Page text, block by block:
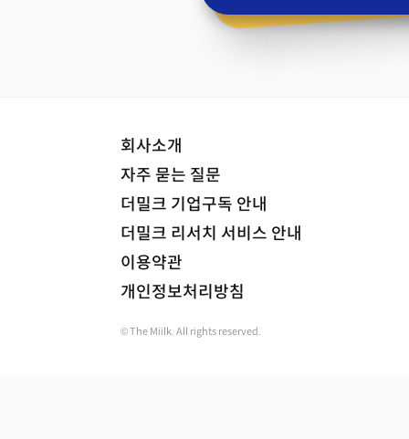
회사소개
자주 묻는 질문
더밀크 기업구독 안내
더밀크 리서치 서비스 안내
이용약관
개인정보처리방침
© The Miilk. All rights reserved.